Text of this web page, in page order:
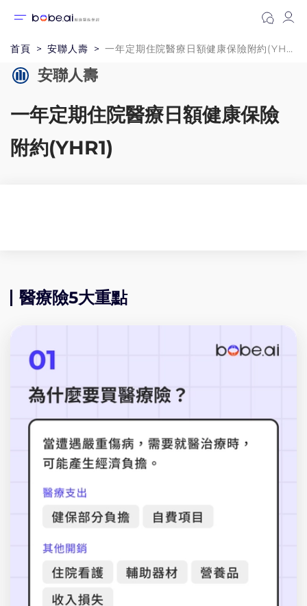
首頁 安聯人壽 一年定期住院醫療日額健康保險附約(YHR1)
安聯人壽
一年定期住院醫療日額健康保險
附約(YHR1)
醫療險5大重點